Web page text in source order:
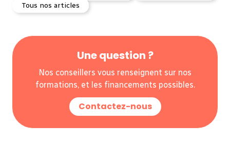
Tous nos articles
Une question ?
Nos conseillers vous renseignent sur nos
formations, et les financements possibles.
Contactez-nous